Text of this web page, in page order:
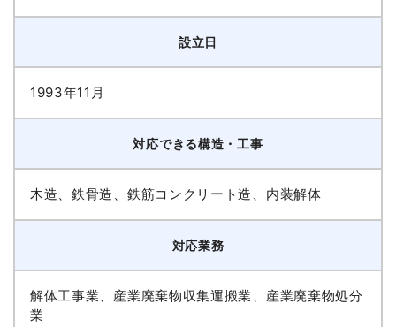
設立日
1993年11月
対応できる構造・工事
木造、鉄骨造、鉄筋コンクリート造、内装解体
対応業務
解体工事業、産業廃棄物収集運搬業、産業廃棄物処分
業